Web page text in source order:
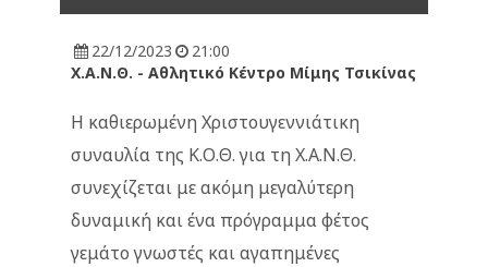
22/12/2023
21:00
Χ.Α.Ν.Θ. - Αθλητικό Κέντρο Μίμης Τσικίνας
Η καθιερωμένη Χριστουγεννιάτικη
συναυλία της Κ.Ο.Θ. για τη Χ.Α.Ν.Θ.
συνεχίζεται με ακόμη μεγαλύτερη
δυναμική και ένα πρόγραμμα φέτος
γεμάτο γνωστές και αγαπημένες